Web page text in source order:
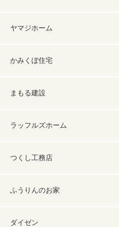
ヤマジホーム
かみくぼ住宅
まもる建設
ラッフルズホーム
つくし工務店
ふうりんのお家
ダイゼン